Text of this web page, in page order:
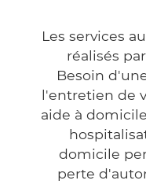
Les services
réalisés
Besoin
l'entretien de
aide à
domicile
perte